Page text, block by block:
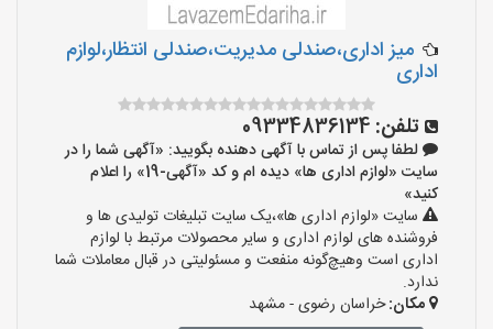
میز اداری،صندلی مدیریت،صندلی انتظار،لوازم
اداری
تلفن: 09334836134
لطفا پس از تماس با آگهی دهنده بگویید: «آگهی شما را در
سایت «لوازم اداری ها» دیده ام و کد «آگهی-19» را اعلام
کنید»
سایت «لوازم اداری ها»،یک سایت تبلیغات تولیدی ها و
فروشنده های لوازم اداری و سایر محصولات مرتبط با لوازم
اداری است وهیچ‌گونه منفعت و مسئولیتی در قبال معاملات شما
ندارد.
مکان:خراسان رضوی - مشهد